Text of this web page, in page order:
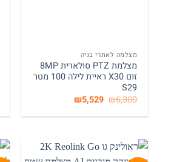
מצלמה לאתרי בניה
מצלמת PTZ סולארית 8MP
זום X30 ראיית לילה 100 מטר
S29
₪6,300 המחיר
המקורי
היה:
₪5,529 המחיר
הוא: